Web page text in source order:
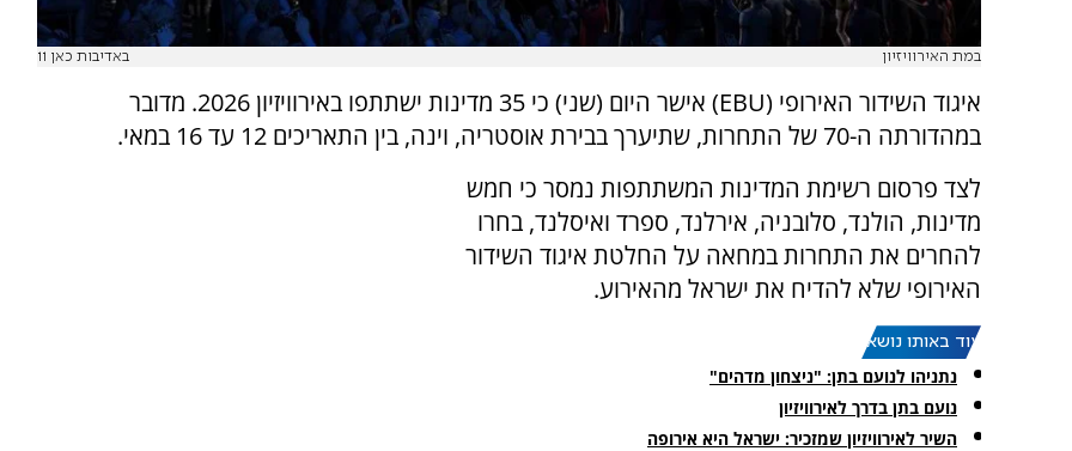
במת האירוויזיון באדיבות כאן 11
איגוד השידור האירופי (EBU) אישר היום (שני) כי 35 מדינות ישתתפו באירוויזיון 2026. מדובר
במהדורתה ה-70 של התחרות, שתיערך בבירת אוסטריה, וינה, בין התאריכים 12 עד 16 במאי.
לצד פרסום רשימת המדינות המשתתפות נמסר כי חמש
מדינות, הולנד, סלובניה, אירלנד, ספרד ואיסלנד, בחרו
להחרים את התחרות במחאה על החלטת איגוד השידור
האירופי שלא להדיח את ישראל מהאירוע.
עוד באותו נושא:
נתניהו לנועם בתן: "ניצחון מדהים"
נועם בתן בדרך לאירוויזיון
השיר לאירוויזיון שמזכיר: ישראל היא אירופה